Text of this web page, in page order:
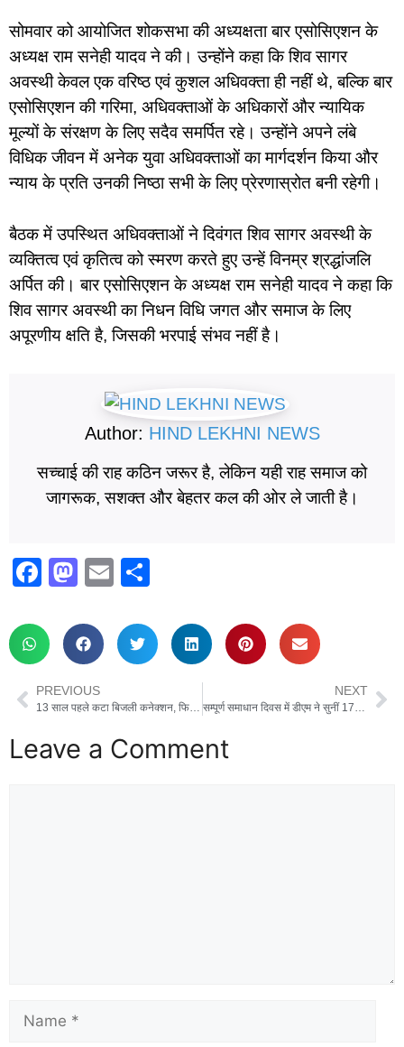
सोमवार को आयोजित शोकसभा की अध्यक्षता बार एसोसिएशन के
अध्यक्ष राम सनेही यादव ने की। उन्होंने कहा कि शिव सागर
अवस्थी केवल एक वरिष्ठ एवं कुशल अधिवक्ता ही नहीं थे, बल्कि बार
एसोसिएशन की गरिमा, अधिवक्ताओं के अधिकारों और न्यायिक
मूल्यों के संरक्षण के लिए सदैव समर्पित रहे। उन्होंने अपने लंबे
विधिक जीवन में अनेक युवा अधिवक्ताओं का मार्गदर्शन किया और
न्याय के प्रति उनकी निष्ठा सभी के लिए प्रेरणास्रोत बनी रहेगी।
बैठक में उपस्थित अधिवक्ताओं ने दिवंगत शिव सागर अवस्थी के
व्यक्तित्व एवं कृतित्व को स्मरण करते हुए उन्हें विनम्र श्रद्धांजलि
अर्पित की। बार एसोसिएशन के अध्यक्ष राम सनेही यादव ने कहा कि
शिव सागर अवस्थी का निधन विधि जगत और समाज के लिए
अपूरणीय क्षति है, जिसकी भरपाई संभव नहीं है।
Author: HIND LEKHNI NEWS
सच्चाई की राह कठिन जरूर है, लेकिन यही राह समाज को
जागरूक, सशक्त और बेहतर कल की ओर ले जाती है।
F
c
e
b
o
o
M
st
o
d
o
n
E
ail ar
e
PREVIOUS
13 साल पहले कटा बिजली कनेक्शन, फिर भी आता रहा बिल; बकाया पहुंचा 4 लाख के पार
NEXT
सम्पूर्ण समाधान दिवस में डीएम ने सुनीं 170 शिकायतें, 7 का मौके पर निस्तारण; लापरवाही पर कार्रवाई की चेतावनी
Leave a Comment